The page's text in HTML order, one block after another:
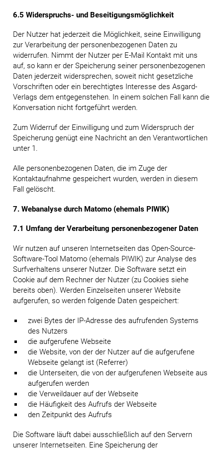
6.5 Widerspruchs- und Beseitigungsmöglichkeit
Der Nutzer hat jederzeit die Möglichkeit, seine Einwilligung
zur Verarbeitung der personenbezogenen Daten zu
widerrufen. Nimmt der Nutzer per E-Mail Kontakt mit uns
auf, so kann er der Speicherung seiner personenbezogenen
Daten jederzeit widersprechen, soweit nicht gesetzliche
Vorschriften oder ein berechtigtes Interesse des Asgard-
Verlags dem entgegenstehen. In einem solchen Fall kann die
Konversation nicht fortgeführt werden.
Zum Widerruf der Einwilligung und zum Widerspruch der
Speicherung genügt eine Nachricht an den Verantwortlichen
unter 1.
Alle personenbezogenen Daten, die im Zuge der
Kontaktaufnahme gespeichert wurden, werden in diesem
Fall gelöscht.
7. Webanalyse durch Matomo (ehemals PIWIK)
7.1 Umfang der Verarbeitung personenbezogener Daten
Wir nutzen auf unseren Internetseiten das Open-Source-
Software-Tool Matomo (ehemals PIWIK) zur Analyse des
Surfverhaltens unserer Nutzer. Die Software setzt ein
Cookie auf dem Rechner der Nutzer (zu Cookies siehe
bereits oben). Werden Einzelseiten unserer Website
aufgerufen, so werden folgende Daten gespeichert:
zwei Bytes der IP-Adresse des aufrufenden Systems
des Nutzers
die aufgerufene Webseite
die Website, von der der Nutzer auf die aufgerufene
Webseite gelangt ist (Referrer)
die Unterseiten, die von der aufgerufenen Webseite aus
aufgerufen werden
die Verweildauer auf der Webseite
die Häufigkeit des Aufrufs der Webseite
den Zeitpunkt des Aufrufs
Die Software läuft dabei ausschließlich auf den Servern
unserer Internetseiten. Eine Speicherung der